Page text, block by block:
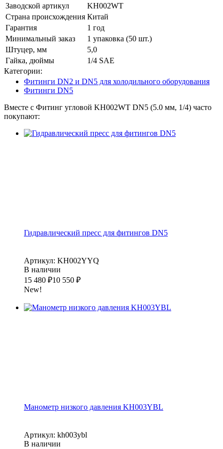
Заводской артикул
KH002WT
Страна происхождения Китай
Гарантия
1 год
Минимальный заказ
1 упаковка (50 шт.)
Штуцер, мм
5,0
Гайка, дюймы
1/4 SAE
Категории:
Фитинги DN2 и DN5 для холодильного оборудования
Фитинги DN5
Вместе с Фитинг угловой KH002WT DN5 (5.0 мм, 1/4) часто
покупают:
Гидравлический пресс для фитингов DN5
Артикул: KH002YYQ
В наличии
15 480 ₽10 550 ₽
New!
Манометр низкого давления KH003YBL
Артикул: kh003ybl
В наличии